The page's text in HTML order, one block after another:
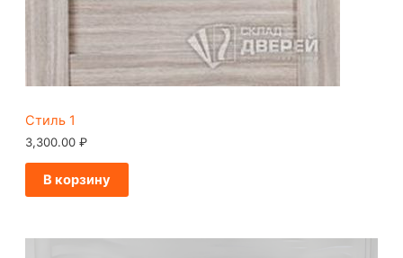
Стиль 1
3,300.00 ₽
В корзину